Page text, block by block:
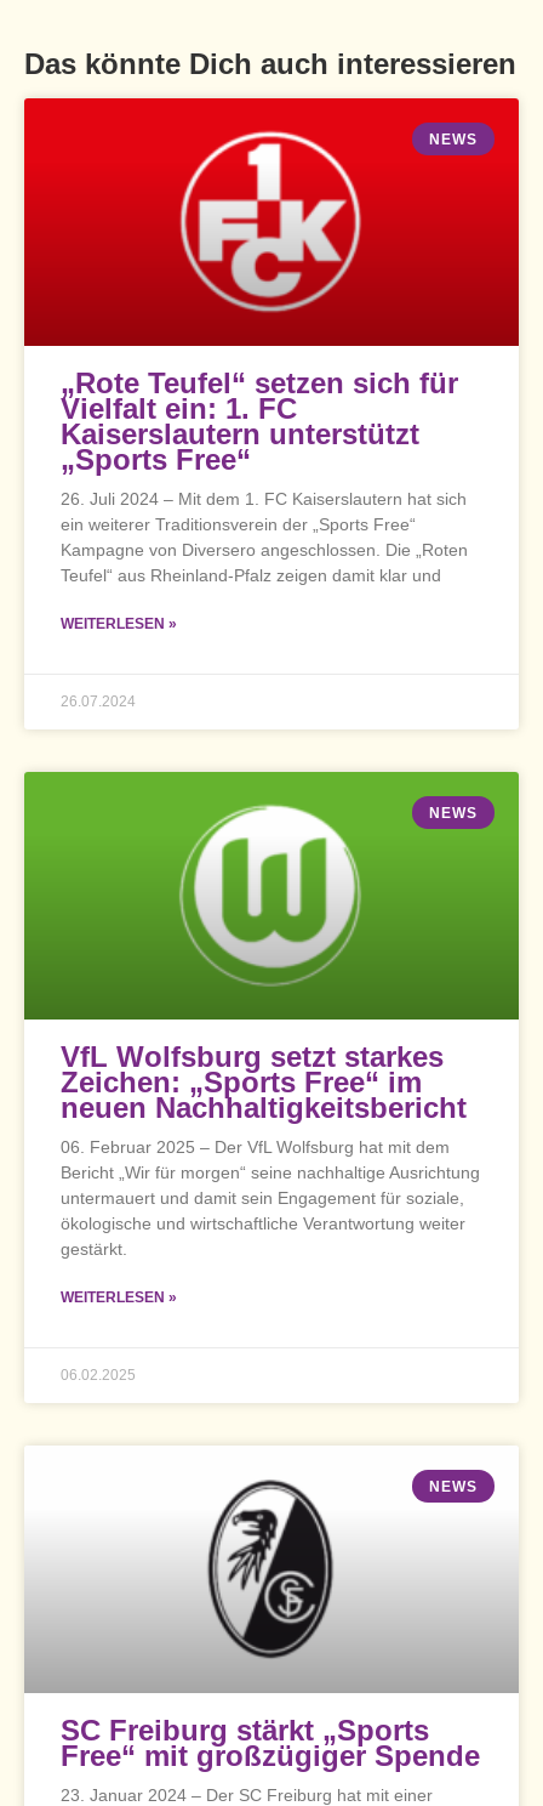
Das könnte Dich auch interessieren
NEWS
„Rote Teufel“ setzen sich für
Vielfalt ein: 1. FC
Kaiserslautern unterstützt
„Sports Free“
26. Juli 2024 – Mit dem 1. FC Kaiserslautern hat sich
ein weiterer Traditionsverein der „Sports Free“
Kampagne von Diversero angeschlossen. Die „Roten
Teufel“ aus Rheinland-Pfalz zeigen damit klar und
WEITERLESEN »
26.07.2024
NEWS
VfL Wolfsburg setzt starkes
Zeichen: „Sports Free“ im
neuen Nachhaltigkeitsbericht
06. Februar 2025 – Der VfL Wolfsburg hat mit dem
Bericht „Wir für morgen“ seine nachhaltige Ausrichtung
untermauert und damit sein Engagement für soziale,
ökologische und wirtschaftliche Verantwortung weiter
gestärkt.
WEITERLESEN »
06.02.2025
NEWS
SC Freiburg stärkt „Sports
Free“ mit großzügiger Spende
23. Januar 2024 – Der SC Freiburg hat mit einer